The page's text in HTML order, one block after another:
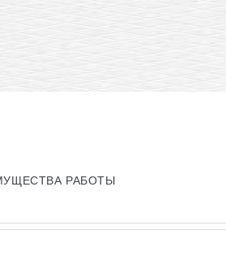
РАБОТЫ